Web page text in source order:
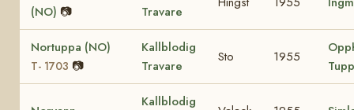
(NO) 📷
Travare
Nortuppa (NO)
T- 1703 📷
Kallblodig
Travare
Sto 1955
Kallblodig